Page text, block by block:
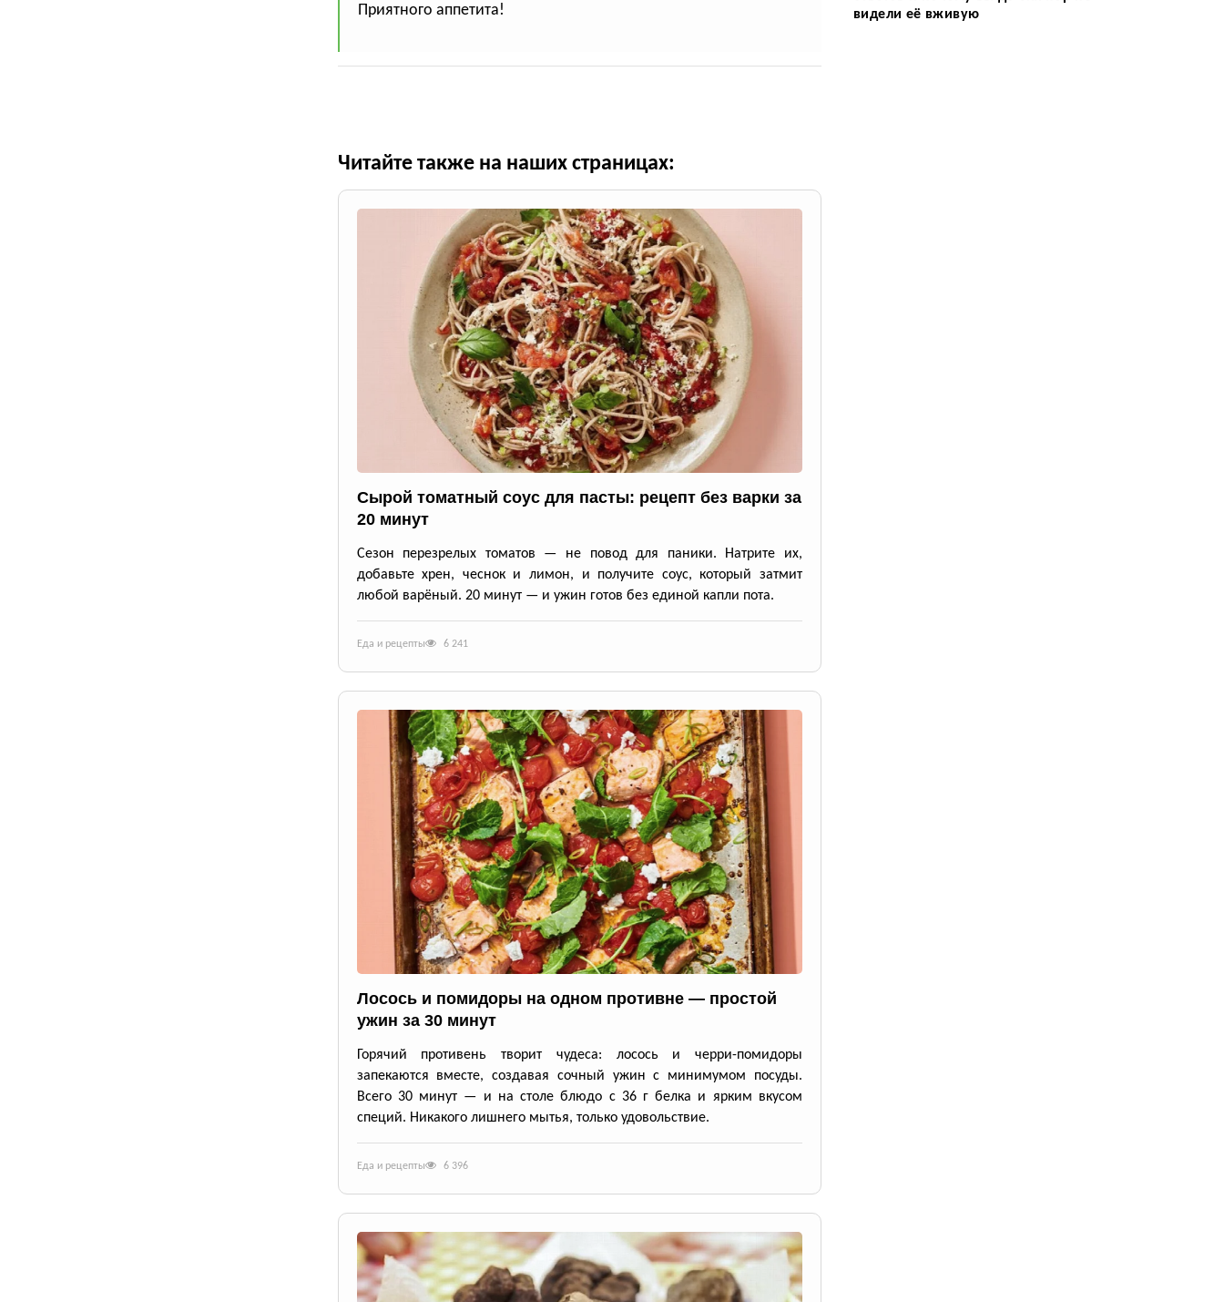
Приятного аппетита!
Читайте также на наших страницах:
Сырой томатный соус для пасты: рецепт без варки за
20 минут
Сезон перезрелых томатов — не повод для паники. Натрите их,
добавьте хрен, чеснок и лимон, и получите соус, который затмит
любой варёный. 20 минут — и ужин готов без единой капли пота.
Еда и рецепты 6 241
Лосось и помидоры на одном противне — простой
ужин за 30 минут
Горячий противень творит чудеса: лосось и черри-помидоры
запекаются вместе, создавая сочный ужин с минимумом посуды.
Всего 30 минут — и на столе блюдо с 36 г белка и ярким вкусом
специй. Никакого лишнего мытья, только удовольствие.
Еда и рецепты 6 396
видели её вживую